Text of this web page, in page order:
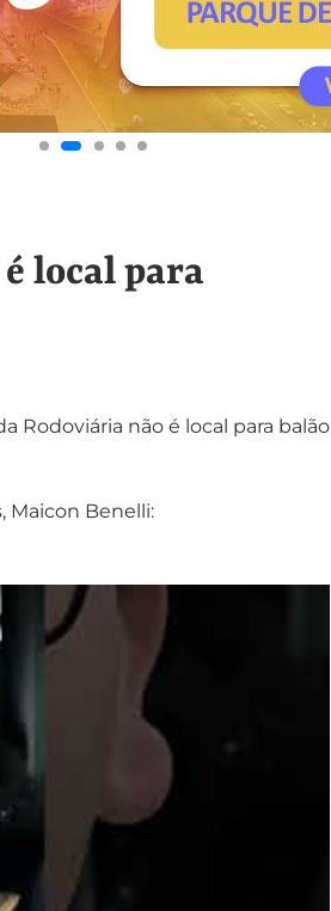
local para
Rodoviária não é local para balão
Maicon Benelli: